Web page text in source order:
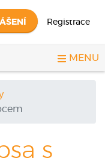
Registrace
MENU
s